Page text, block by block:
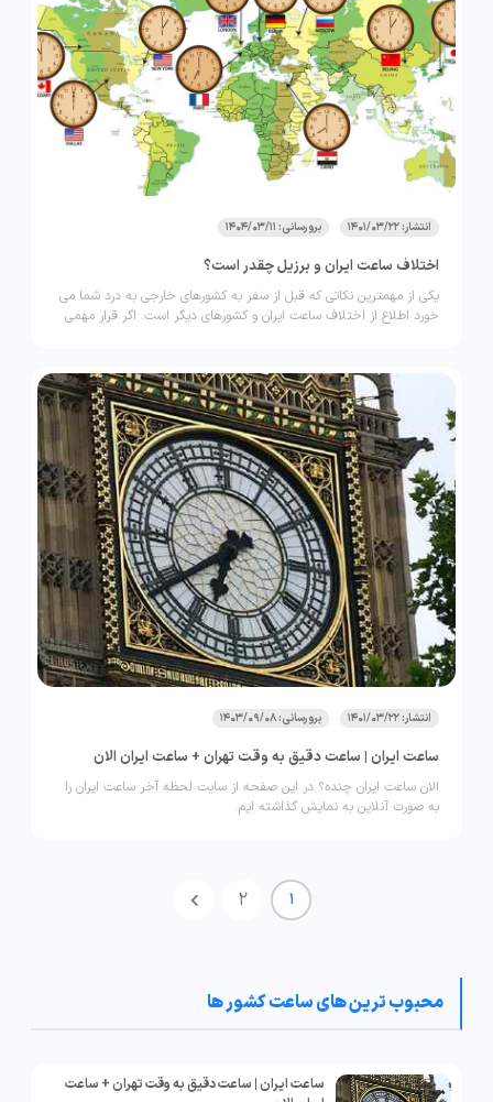
محبوب ترین های ساعت کشور ها
ساعت ایران | ساعت دقیق به وقت تهران + ساعت
انتشار: 1401/03/22 برورسانی: 1404/03/11
اختلاف ساعت ایران و برزیل چقدر است؟
یکی از مهمترین نکاتی که قبل از سفر به کشورهای خارجی به درد شما می
خورد اطلاع از اختلاف ساعت ایران و کشورهای دیگر است. اگر قرار مهمی
انتشار: 1401/03/22 برورسانی: 1403/09/08
ساعت ایران | ساعت دقیق به وقت تهران + ساعت ایران الان
الان ساعت ایران چنده؟ در این صفحه از سایت لحظه آخر ساعت ایران را
به صورت آنلاین به نمایش گذاشته ایم.
1
2